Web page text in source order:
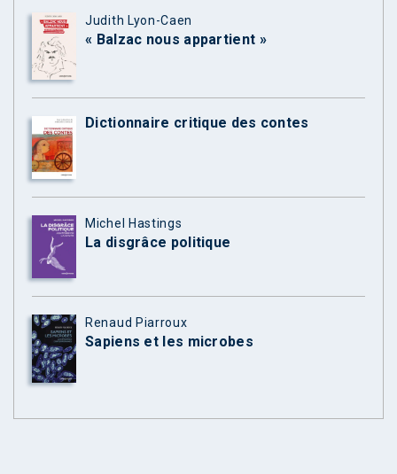
Judith Lyon-Caen
« Balzac nous appartient »
Dictionnaire critique des contes
Michel Hastings
La disgrâce politique
Renaud Piarroux
Sapiens et les microbes